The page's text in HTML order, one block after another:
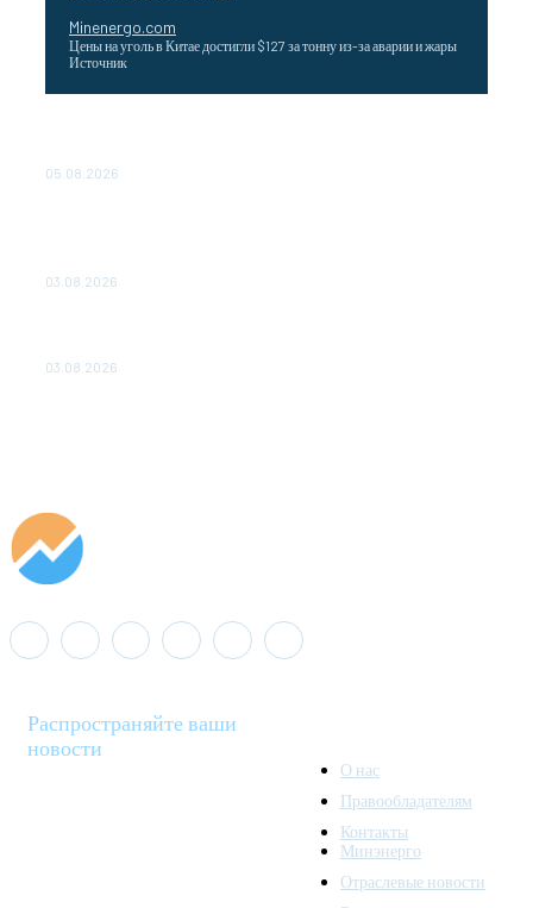
Minenergo.com
Цены на уголь в Китае достигли $127 за тонну из-за аварии и жары
Источник
05.08.2026
03.08.2026
03.08.2026
Распространяйте ваши
новости
О нас
Правообладателям
Контакты
Минэнерго
Отраслевые новости